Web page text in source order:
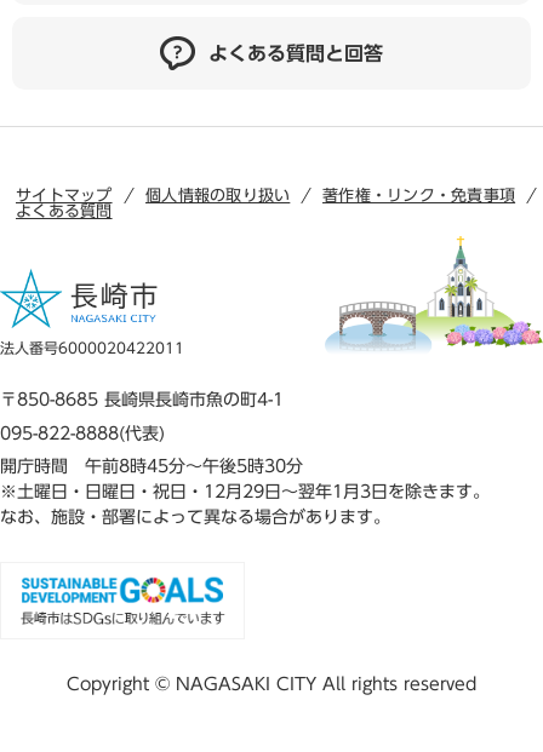
よくある質問と回答
サイトマップ 個人情報の取り扱い
著作権・リンク・免責事項
よくある質問
法人番号6000020422011
〒850-8685 長崎県長崎市魚の町4-1
095-822-8888(代表)
開庁時間 午前8時45分～午後5時30分
※土曜日・日曜日・祝日・12月29日～翌年1月3日を除きます。
なお、施設・部署によって異なる場合があります。
Copyright © NAGASAKI CITY All rights reserved